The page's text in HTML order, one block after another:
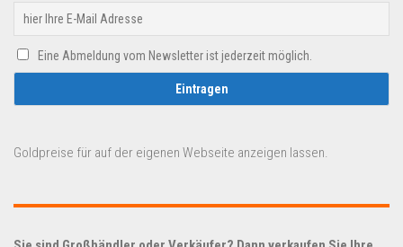
Eine Abmeldung vom Newsletter ist jederzeit möglich.
Goldpreise für auf der eigenen Webseite anzeigen lassen.